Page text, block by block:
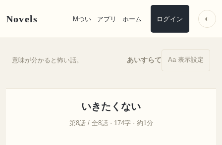
Novels Mつい アプリ ホーム ログイン ◐
意味が分かると怖い話。 あいすらて Aa 表示設定
いきたくない
第8話 / 全8話 · 174字 · 約1分